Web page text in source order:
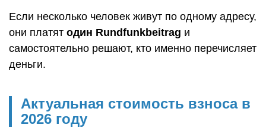
Если несколько человек живут по одному адресу,
они платят один Rundfunkbeitrag и
самостоятельно решают, кто именно перечисляет
деньги.
Актуальная стоимость взноса в
2026 году